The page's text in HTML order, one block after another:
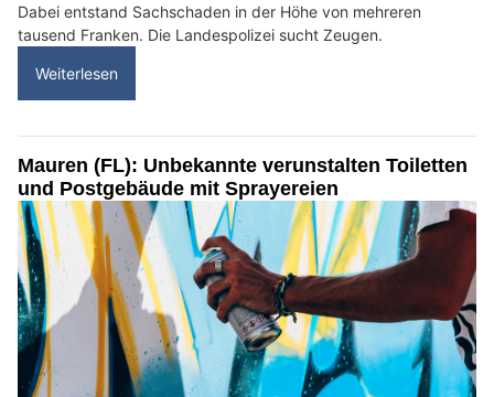
Dabei entstand Sachschaden in der Höhe von mehreren
tausend Franken. Die Landespolizei sucht Zeugen.
Weiterlesen
Mauren (FL): Unbekannte verunstalten Toiletten
und Postgebäude mit Sprayereien